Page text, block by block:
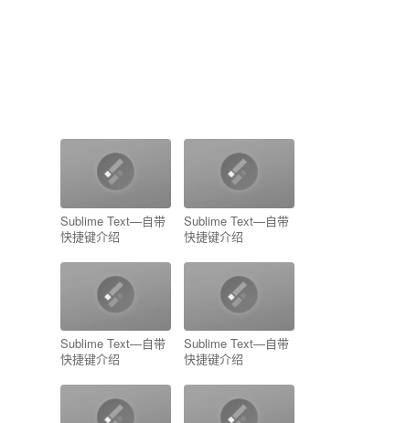
Sublime Text—自带
快捷键介绍
Sublime Text—自带
快捷键介绍
Sublime Text—自带
快捷键介绍
Sublime Text—自带
快捷键介绍